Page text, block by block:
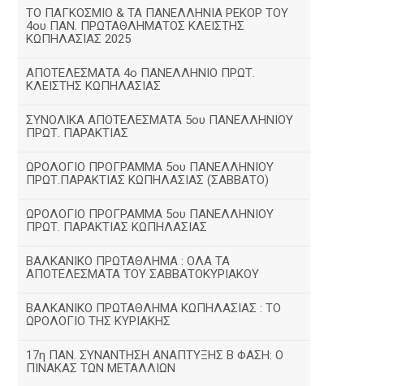
TΟ ΠΑΓΚΟΣΜΙΟ & ΤΑ ΠΑΝΕΛΛΗΝΙΑ ΡΕΚΟΡ ΤΟΥ
4ου ΠΑΝ. ΠΡΩΤΑΘΛΗΜΑΤΟΣ ΚΛΕΙΣΤΗΣ
ΚΩΠΗΛΑΣΙΑΣ 2025
ΑΠΟΤΕΛΕΣΜΑΤΑ 4ο ΠΑΝΕΛΛΗΝΙΟ ΠΡΩΤ.
ΚΛΕΙΣΤΗΣ ΚΩΠΗΛΑΣΙΑΣ
ΣΥΝΟΛΙΚΑ ΑΠΟΤΕΛΕΣΜΑΤΑ 5ου ΠΑΝΕΛΛΗΝΙΟΥ
ΠΡΩΤ. ΠΑΡΑΚΤΙΑΣ
ΩΡΟΛΟΓΙΟ ΠΡΟΓΡΑΜΜΑ 5ου ΠΑΝΕΛΛΗΝΙΟΥ
ΠΡΩΤ.ΠΑΡΑΚΤΙΑΣ ΚΩΠΗΛΑΣΙΑΣ (ΣΑΒΒΑΤΟ)
ΩΡΟΛΟΓΙΟ ΠΡΟΓΡΑΜΜΑ 5ου ΠΑΝΕΛΛΗΝΙΟΥ
ΠΡΩΤ. ΠΑΡΑΚΤΙΑΣ ΚΩΠΗΛΑΣΙΑΣ
ΒΑΛΚΑΝΙΚΟ ΠΡΩΤΑΘΛΗΜΑ : ΟΛΑ ΤΑ
ΑΠΟΤΕΛΕΣΜΑΤΑ ΤΟΥ ΣΑΒΒΑΤΟΚΥΡΙΑΚΟΥ
ΒΑΛΚΑΝΙΚΟ ΠΡΩΤΑΘΛΗΜΑ ΚΩΠΗΛΑΣΙΑΣ : ΤΟ
ΩΡΟΛΟΓΙΟ ΤΗΣ ΚΥΡΙΑΚΗΣ
17η ΠΑΝ. ΣΥΝΑΝΤΗΣΗ ΑΝΑΠΤΥΞΗΣ Β ΦΑΣΗ: Ο
ΠΙΝΑΚΑΣ ΤΩΝ ΜΕΤΑΛΛΙΩΝ